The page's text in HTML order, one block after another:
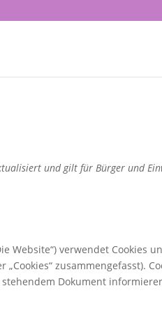
und gilt für Bürger und
Website“) verwendet Cookies
zusammengefasst).
Dokument